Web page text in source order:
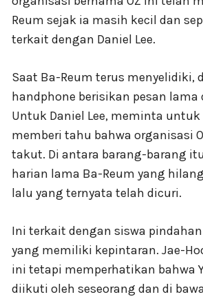
Reum sejak ia masih kecil dan
terkait dengan Daniel Lee.
Saat Ba-Reum terus menyelidiki,
handphone berisikan pesan lama
Untuk Daniel Lee, meminta
memberi tahu bahwa organisasi
takut. Di antara barang-barang
harian lama Ba-Reum yang
lalu yang ternyata telah dicuri.
Ini terkait dengan siswa
yang memiliki kepintaran. Jae-
ini tetapi memperhatikan bahwa
diikuti oleh seseorang dan di